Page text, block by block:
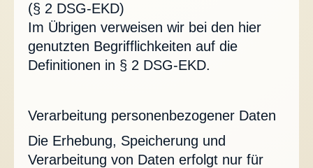
(§ 2 DSG-EKD)
Im Übrigen verweisen wir bei den hier
genutzten Begrifflichkeiten auf die
Definitionen in § 2 DSG-EKD.
Verarbeitung personenbezogener Daten
Die Erhebung, Speicherung und
Verarbeitung von Daten erfolgt nur für